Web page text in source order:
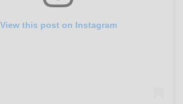
View this post on Instagram